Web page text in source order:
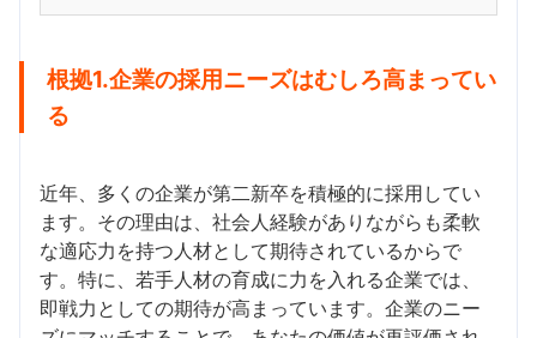
根拠1.企業の採用ニーズはむしろ高まってい
る
近年、多くの企業が第二新卒を積極的に採用してい
ます。その理由は、社会人経験がありながらも柔軟
な適応力を持つ人材として期待されているからで
す。特に、若手人材の育成に力を入れる企業では、
即戦力としての期待が高まっています。企業のニー